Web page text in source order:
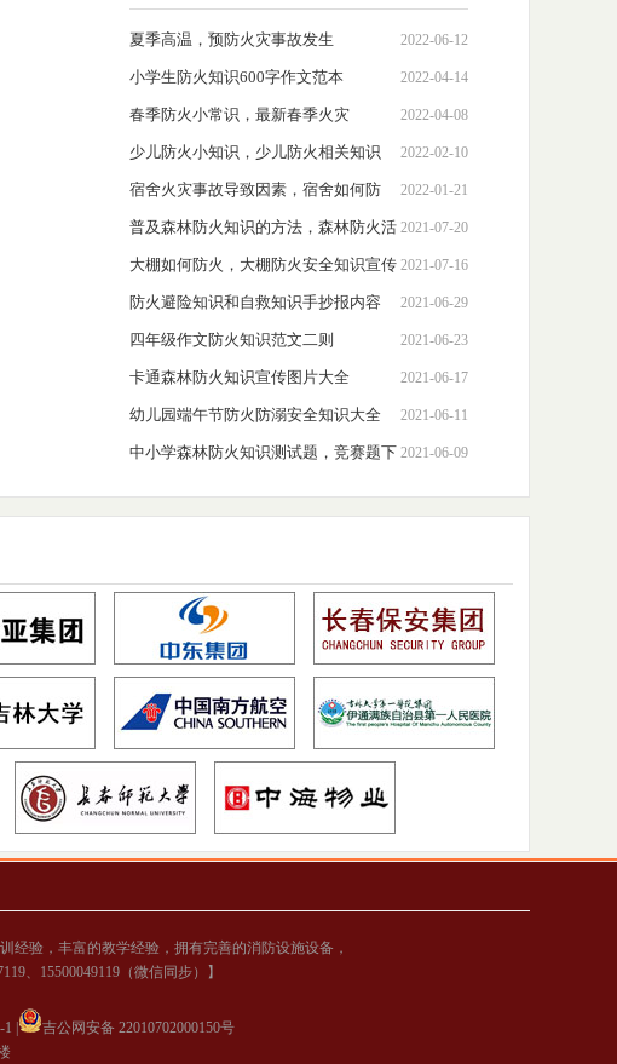
2022-06-12
夏季高温，预防火灾事故发生
2022-04-14
小学生防火知识600字作文范本
2022-04-08
春季防火小常识，最新春季火灾
2022-02-10
少儿防火小知识，少儿防火相关知识
2022-01-21
宿舍火灾事故导致因素，宿舍如何防
火?
2021-07-20
普及森林防火知识的方法，森林防火活
动建议心得体会
2021-07-16
大棚如何防火，大棚防火安全知识宣传
2021-06-29
防火避险知识和自救知识手抄报内容
2021-06-23
四年级作文防火知识范文二则
2021-06-17
卡通森林防火知识宣传图片大全
2021-06-11
幼儿园端午节防火防溺安全知识大全
2021-06-09
中小学森林防火知识测试题，竞赛题下
经验，丰富的教学经验，拥有完善的消防设施设备，
、15500049119（微信同步）】
|
吉公网安备 22010702000150号